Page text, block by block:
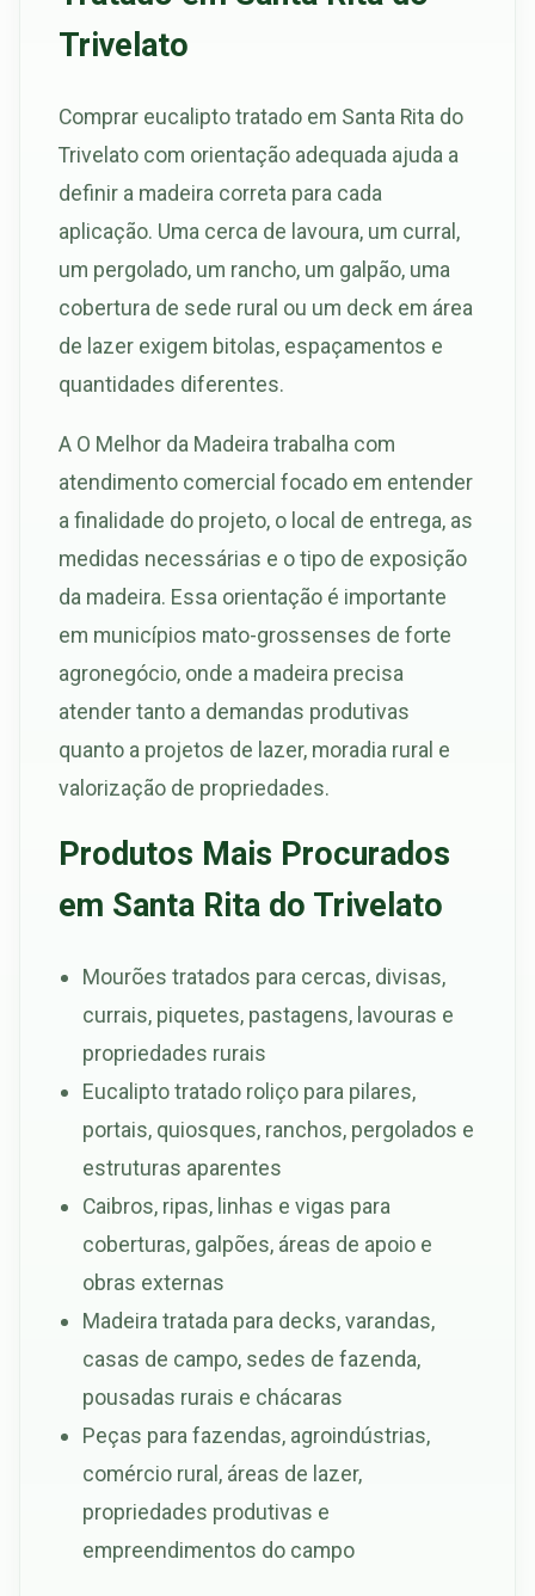
Trivelato
Comprar eucalipto tratado em Santa Rita do
Trivelato com orientação adequada ajuda a
definir a madeira correta para cada
aplicação. Uma cerca de lavoura, um curral,
um pergolado, um rancho, um galpão, uma
cobertura de sede rural ou um deck em área
de lazer exigem bitolas, espaçamentos e
quantidades diferentes.
A O Melhor da Madeira trabalha com
atendimento comercial focado em entender
a finalidade do projeto, o local de entrega, as
medidas necessárias e o tipo de exposição
da madeira. Essa orientação é importante
em municípios mato-grossenses de forte
agronegócio, onde a madeira precisa
atender tanto a demandas produtivas
quanto a projetos de lazer, moradia rural e
valorização de propriedades.
Produtos Mais Procurados
em Santa Rita do Trivelato
Mourões tratados para cercas, divisas,
currais, piquetes, pastagens, lavouras e
propriedades rurais
Eucalipto tratado roliço para pilares,
portais, quiosques, ranchos, pergolados e
estruturas aparentes
Caibros, ripas, linhas e vigas para
coberturas, galpões, áreas de apoio e
obras externas
Madeira tratada para decks, varandas,
casas de campo, sedes de fazenda,
pousadas rurais e chácaras
Peças para fazendas, agroindústrias,
comércio rural, áreas de lazer,
propriedades produtivas e
empreendimentos do campo